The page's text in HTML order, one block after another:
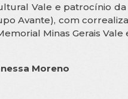
Vale e patrocínio
Avante), com
Minas Gerais Vale
Moreno